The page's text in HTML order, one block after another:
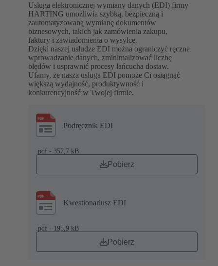
Usługa elektronicznej wymiany danych (EDI) firmy
HARTING umożliwia szybką, bezpieczną i
zautomatyzowaną wymianę dokumentów
biznesowych, takich jak zamówienia zakupu,
faktury i zawiadomienia o wysyłce.
Dzięki naszej usłudze EDI można ograniczyć ręczne
wprowadzanie danych, zminimalizować liczbę
błędów i usprawnić procesy łańcucha dostaw.
Ufamy, że nasza usługa EDI pomoże Ci osiągnąć
większą wydajność, produktywność i
konkurencyjność w Twojej firmie.
Podręcznik EDI
.pdf - 357,7 kB
Pobierz
Kwestionariusz EDI
.pdf - 195,9 kB
Pobierz